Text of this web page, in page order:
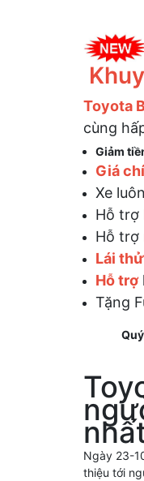
Toyota
cùng
Giảm
Giá
Xe
Hỗ trợ
Hỗ trợ
Lái
Hỗ trợ
Tặng
Ngày 23-
thiệu tới